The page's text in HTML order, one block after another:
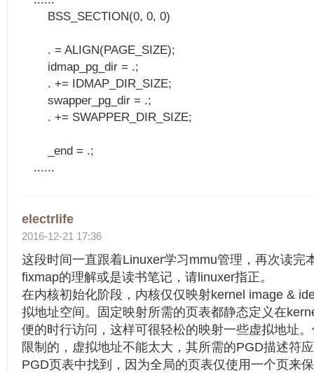
BSS_SECTION(0, 0, 0)
. = ALIGN(PAGE_SIZE);
idmap_pg_dir = .;
. += IDMAP_DIR_SIZE;
swapper_pg_dir = .;
. += SWAPPER_DIR_SIZE;
_end = .;
......
electrlife
2016-12-21 17:36
这段时间一直跟着Linuxer学习mmu管理，再次读完
fixmap的理解或是读书笔记，请linuxer指正。
在内核初始化阶段，内核仅仅映射kernel image &
拟地址空间。固定映射所需的页表都静态定义在
便的时行访问，这样可很轻松的映射一些虚拟地址
限制的，虚拟地址不能太大，其所需的PGD描述符
PGD页表中找到，因为全局的页表仅使用一个页来